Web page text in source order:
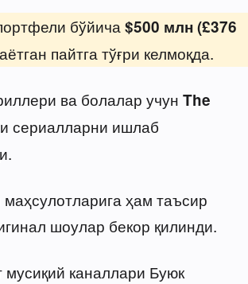
бўйича $500 млн (£376
пайтга тўғри келмоқда.
ва болалар учун The
сериалларни ишлаб
ҳам таъсир
шоулар бекор қилинди.
мусиқий каналлари Буюк